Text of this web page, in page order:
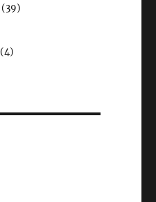
(39)
(4)